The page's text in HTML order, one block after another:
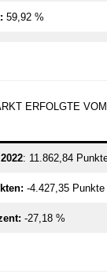
59,92 %
ERFOLGTE
: 11.862,84
-4.427,35 Punkte
-27,18 %